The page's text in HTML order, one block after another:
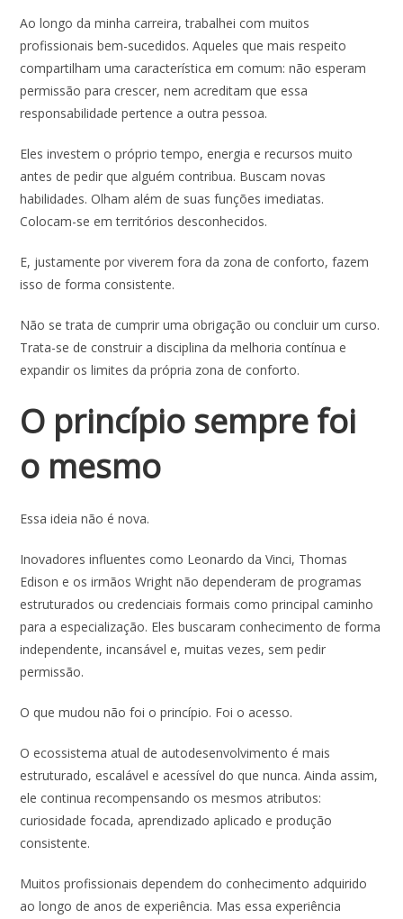
Ao longo da minha carreira, trabalhei com muitos
profissionais bem-sucedidos. Aqueles que mais respeito
compartilham uma característica em comum: não esperam
permissão para crescer, nem acreditam que essa
responsabilidade pertence a outra pessoa.
Eles investem o próprio tempo, energia e recursos muito
antes de pedir que alguém contribua. Buscam novas
habilidades. Olham além de suas funções imediatas.
Colocam-se em territórios desconhecidos.
E, justamente por viverem fora da zona de conforto, fazem
isso de forma consistente.
Não se trata de cumprir uma obrigação ou concluir um curso.
Trata-se de construir a disciplina da melhoria contínua e
expandir os limites da própria zona de conforto.
O princípio sempre foi
o mesmo
Essa ideia não é nova.
Inovadores influentes como Leonardo da Vinci, Thomas
Edison e os irmãos Wright não dependeram de programas
estruturados ou credenciais formais como principal caminho
para a especialização. Eles buscaram conhecimento de forma
independente, incansável e, muitas vezes, sem pedir
permissão.
O que mudou não foi o princípio. Foi o acesso.
O ecossistema atual de autodesenvolvimento é mais
estruturado, escalável e acessível do que nunca. Ainda assim,
ele continua recompensando os mesmos atributos:
curiosidade focada, aprendizado aplicado e produção
consistente.
Muitos profissionais dependem do conhecimento adquirido
ao longo de anos de experiência. Mas essa experiência